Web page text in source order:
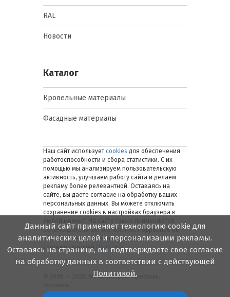
RAL
Новости
Каталог
Кровельные материалы
Фасадные материалы
Наш сайт использует cookies для обеспечения
работоспособности и сбора статистики. С их
помощью мы анализируем пользовательскую
активность, улучшаем работу сайта и делаем
рекламу более релевантной. Оставаясь на
сайте, вы даете согласие на обработку ваших
персональных данных. Вы можете отключить
сохранение cookies в настройках браузера в
рекомендательные технологии. Подробнее об
обработке персональных данных — в
соответствующей
Политике.
© 2006 — 2026. Металлинвест Профиль.
Данный сайт применяет технологию cookie для
аналитических целей и персонализации рекламы.
Оставаясь на странице, вы подтверждаете свое согласие
на обработку данных в соответствии с действующей
Политикой.